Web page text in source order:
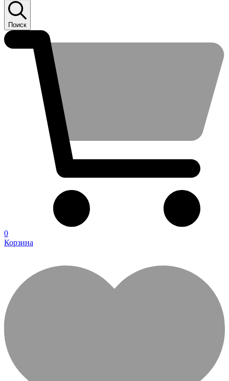
Поиск
0
Корзина